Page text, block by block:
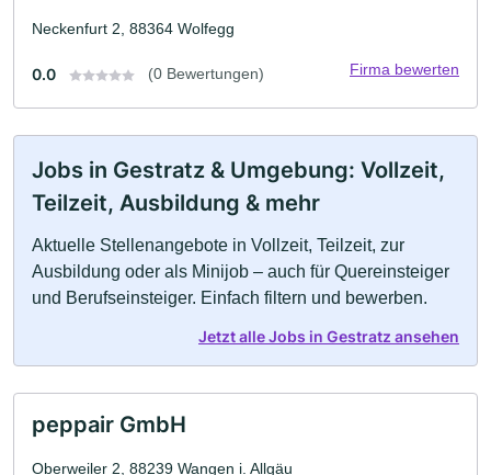
Neckenfurt 2, 88364 Wolfegg
0.0 (0 Bewertungen) Firma bewerten
Jobs in Gestratz & Umgebung: Vollzeit,
Teilzeit, Ausbildung & mehr
Aktuelle Stellenangebote in Vollzeit, Teilzeit, zur
Ausbildung oder als Minijob – auch für Quereinsteiger
und Berufseinsteiger. Einfach filtern und bewerben.
Jetzt alle Jobs in Gestratz ansehen
peppair GmbH
Oberweiler 2, 88239 Wangen i. Allgäu